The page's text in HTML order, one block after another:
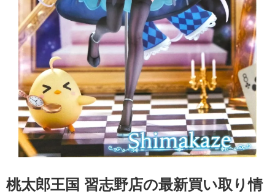
桃太郎王国 習志野店の最新買い取り情